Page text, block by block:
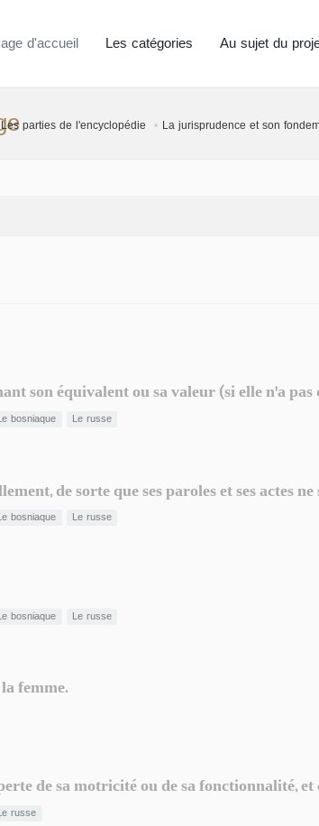
d'accueil Les catégories Au sujet du
Les parties de l'encyclopédie La jurisprudence et son
son équivalent ou sa valeur (si elle n'a
bosniaque Le russe
de sorte que ses paroles et ses actes
bosniaque Le russe
bosniaque Le russe
femme.
de sa motricité ou de sa fonctionnalité, et
russe